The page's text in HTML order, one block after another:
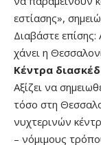
εστίασης»,
Διαβάστε επίσης:
χάνει η
Κέντρα
Αξίζει να
τόσο στη
νυχτερινών
– νόμιμους